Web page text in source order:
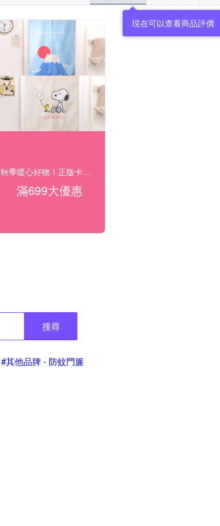
現在可以查看商品評價
秋季暖心好物！正版卡通療癒夯貨89折起
滿699大優惠
搜尋
#其他品牌 - 防蚊門簾